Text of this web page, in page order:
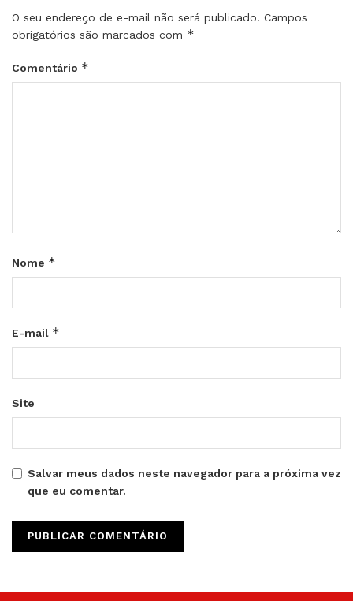
O seu endereço de e-mail não será publicado. Campos
obrigatórios são marcados com *
Comentário *
Nome *
E-mail *
Site
Salvar meus dados neste navegador para a próxima vez
que eu comentar.